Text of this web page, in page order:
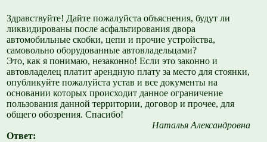
Здравствуйте! Дайте пожалуйста объяснения, будут ли
ликвидированы после асфальтирования двора
автомобильные скобки, цепи и прочие устройства,
самовольно оборудованные автовладельцами?
Это, как я понимаю, незаконно! Если это законно и
автовладелец платит арендную плату за место для стоянки,
опубликуйте пожалуйста устав и все документы на
основании которых происходит данное ограничение
пользования данной территории, договор и прочее, для
общего обозрения. Спасибо!
Наталья Александровна
Ответ: